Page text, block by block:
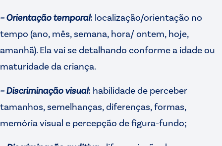
– Orientação temporal: localização/orientação no
tempo (ano, mês, semana, hora/ ontem, hoje,
amanhã). Ela vai se detalhando conforme a idade ou
maturidade da criança.
– Discriminação visual: habilidade de perceber
tamanhos, semelhanças, diferenças, formas,
memória visual e percepção de figura-fundo;